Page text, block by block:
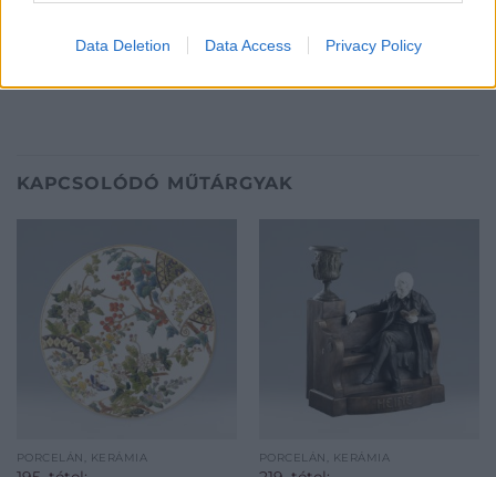
Data Deletion Data Access Privacy Policy
KAPCSOLÓDÓ MŰTÁRGYAK
PORCELÁN, KERÁMIA PORCELÁN, KERÁMIA